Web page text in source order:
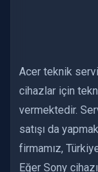
Acer teknik
cihazlar için
vermektedir.
satışı da
firmamız,
Eğer Sony